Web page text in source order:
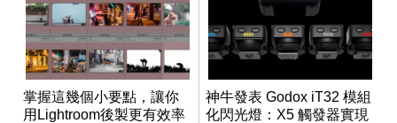
掌握這幾個小要點，讓你
用Lightroom後製更有效率
神牛發表 Godox iT32 模組
化閃光燈：X5 觸發器實現